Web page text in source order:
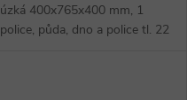
úzká 400x765x400 mm, 1
police, půda, dno a police tl. 22